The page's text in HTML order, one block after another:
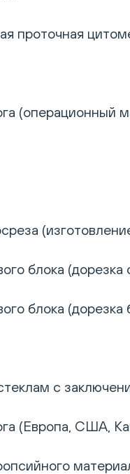
проточная
(операционный
блока
блока (дорезка
с
(Европа, США,